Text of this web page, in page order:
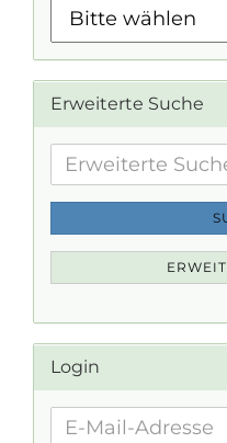
Erweiterte Suche
Erweiterte
Suche
Login
E-